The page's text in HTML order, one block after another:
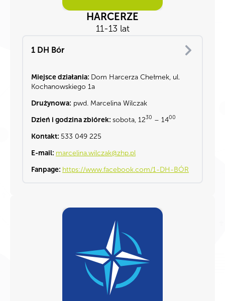
HARCERZE
11-13 lat
1 DH Bór
Miejsce działania: Dom Harcerza Chełmek, ul.
Kochanowskiego 1a
Drużynowa: pwd. Marcelina Wilczak
Dzień i godzina zbiórek: sobota, 1230 – 1400
Kontakt: 533 049 225
E-mail: marcelina.wilczak@zhp.pl
Fanpage: https://www.facebook.com/1-DH-BÓR